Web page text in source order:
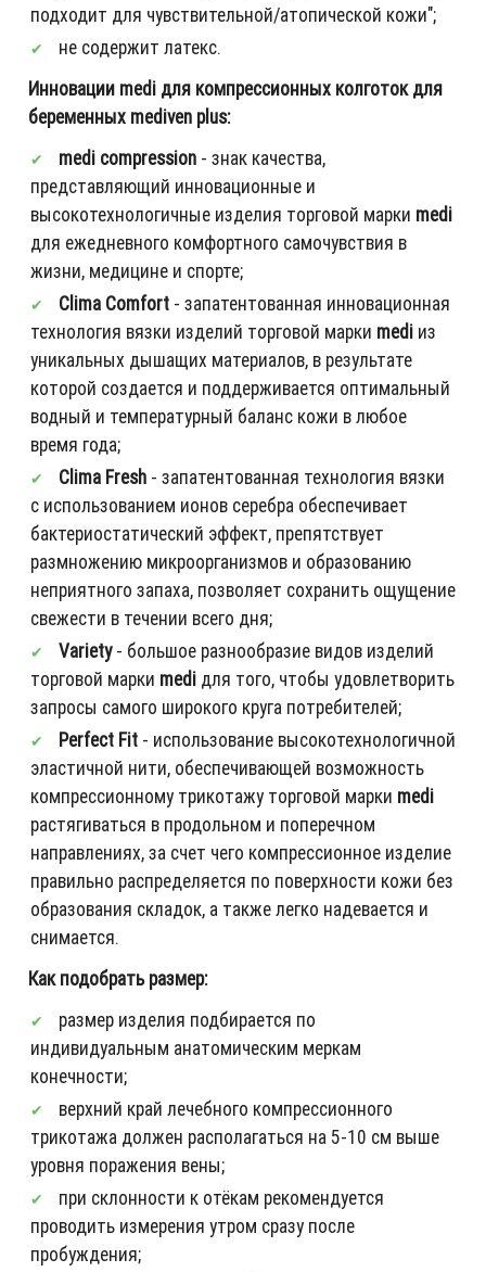
подходит для чувствительной/атопической кожи";
не содержит латекс.
Инновации medi для компрессионных колготок для
беременных mediven plus:
medi compression - знак качества,
представляющий инновационные и
высокотехнологичные изделия торговой марки medi
для ежедневного комфортного самочувствия в
жизни, медицине и спорте;
Clima Comfort - запатентованная инновационная
технология вязки изделий торговой марки medi из
уникальных дышащих материалов, в результате
которой создается и поддерживается оптимальный
водный и температурный баланс кожи в любое
время года;
Clima Fresh - запатентованная технология вязки
с использованием ионов серебра обеспечивает
бактериостатический эффект, препятствует
размножению микроорганизмов и образованию
неприятного запаха, позволяет сохранить ощущение
свежести в течении всего дня;
Variety- большое разнообразие видов изделий
торговой марки medi для того, чтобы удовлетворить
запросы самого широкого круга потребителей;
Perfect Fit - использование высокотехнологичной
эластичной нити, обеспечивающей возможность
компрессионному трикотажу торговой марки medi
растягиваться в продольном и поперечном
направлениях, за счет чего компрессионное изделие
правильно распределяется по поверхности кожи без
образования складок, а также легко надевается и
снимается.
Как подобрать размер:
размер изделия подбирается по
индивидуальным анатомическим меркам
конечности;
верхний край лечебного компрессионного
трикотажа должен располагаться на 5-10 см выше
уровня поражения вены;
при склонности к отёкам рекомендуется
проводить измерения утром сразу после
пробуждения;